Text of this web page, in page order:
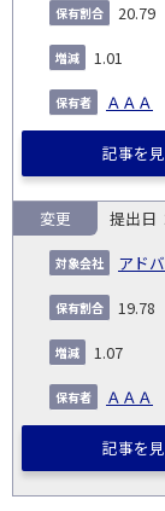
20.79
1.01
ＡＡＡ
記事を
アド
変更
19.78
1.07
ＡＡＡ
記事を